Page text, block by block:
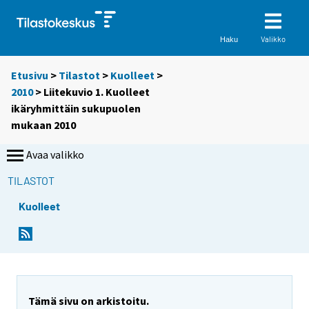
Haku Valikko
Etusivu > Tilastot > Kuolleet >
2010> Liitekuvio 1. Kuolleet
ikäryhmittäin sukupuolen
mukaan 2010
Avaa valikko
TILASTOT
Kuolleet
Tämä sivu on arkistoitu.